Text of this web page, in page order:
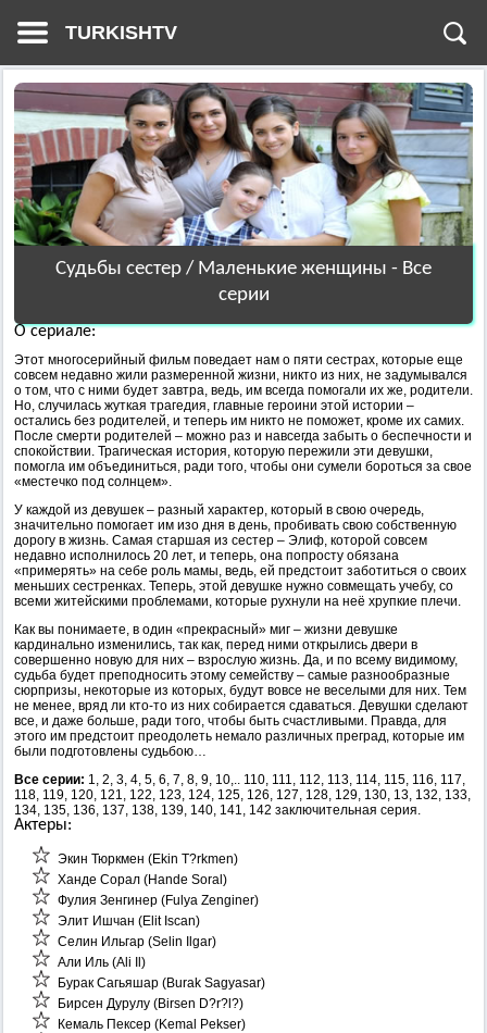
TURKISHTV
Судьбы сестер / Маленькие женщины - Все
серии
О сериале:
Этот многосерийный фильм поведает нам о пяти сестрах, которые еще
совсем недавно жили размеренной жизни, никто из них, не задумывался
о том, что с ними будет завтра, ведь, им всегда помогали их же, родители.
Но, случилась жуткая трагедия, главные героини этой истории –
остались без родителей, и теперь им никто не поможет, кроме их самих.
После смерти родителей – можно раз и навсегда забыть о беспечности и
спокойствии. Трагическая история, которую пережили эти девушки,
помогла им объединиться, ради того, чтобы они сумели бороться за свое
«местечко под солнцем».
У каждой из девушек – разный характер, который в свою очередь,
значительно помогает им изо дня в день, пробивать свою собственную
дорогу в жизнь. Самая старшая из сестер – Элиф, которой совсем
недавно исполнилось 20 лет, и теперь, она попросту обязана
«примерять» на себе роль мамы, ведь, ей предстоит заботиться о своих
меньших сестренках. Теперь, этой девушке нужно совмещать учебу, со
всеми житейскими проблемами, которые рухнули на неё хрупкие плечи.
Как вы понимаете, в один «прекрасный» миг – жизни девушке
кардинально изменились, так как, перед ними открылись двери в
совершенно новую для них – взрослую жизнь. Да, и по всему видимому,
судьба будет преподносить этому семейству – самые разнообразные
сюрпризы, некоторые из которых, будут вовсе не веселыми для них. Тем
не менее, вряд ли кто-то из них собирается сдаваться. Девушки сделают
все, и даже больше, ради того, чтобы быть счастливыми. Правда, для
этого им предстоит преодолеть немало различных преград, которые им
были подготовлены судьбою…
Все серии: 1, 2, 3, 4, 5, 6, 7, 8, 9, 10,.. 110, 111, 112, 113, 114, 115, 116, 117,
118, 119, 120, 121, 122, 123, 124, 125, 126, 127, 128, 129, 130, 13, 132, 133,
134, 135, 136, 137, 138, 139, 140, 141, 142 заключительная серия.
Актеры:
Экин Тюркмен (Ekin T?rkmen)
Ханде Сорал (Hande Soral)
Фулия Зенгинер (Fulya Zenginer)
Элит Ишчан (Elit Iscan)
Селин Ильгар (Selin Ilgar)
Али Иль (Ali Il)
Бурак Сагьяшар (Burak Sagyasar)
Бирсен Дурулу (Birsen D?r?l?)
Кемаль Пексер (Kemal Pekser)